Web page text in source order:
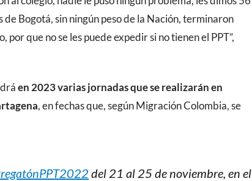
de Bogotá, sin ningún peso de la Nación, terminaron
que no se les puede expedir si no tienen el PPT”,
en 2023 varias jornadas que se realizarán en
, en fechas que, según Migración Colombia, se
del 21 al 25 de noviembre, en el